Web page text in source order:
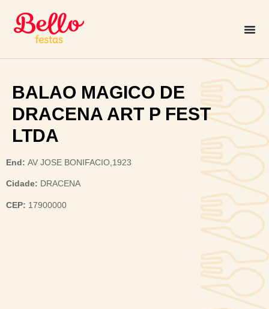
BALAO MAGICO DE
DRACENA ART P FEST
LTDA
End: AV JOSE BONIFACIO,1923
Cidade: DRACENA
CEP: 17900000